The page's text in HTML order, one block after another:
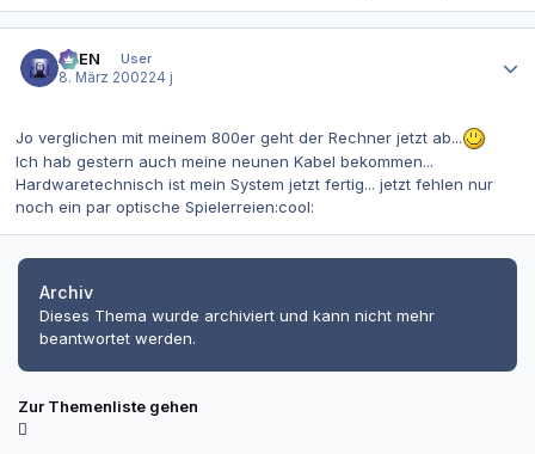
AVEN
User
8. März 200224 j
Jo verglichen mit meinem 800er geht der Rechner jetzt ab...
Ich hab gestern auch meine neunen Kabel bekommen...
Hardwaretechnisch ist mein System jetzt fertig... jetzt fehlen nur
noch ein par optische Spielerreien:cool:
Archiv
Dieses Thema wurde archiviert und kann nicht mehr
beantwortet werden.
Zur Themenliste gehen